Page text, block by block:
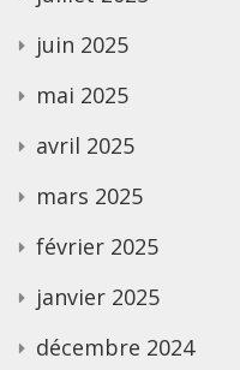
juin 2025
mai 2025
avril 2025
mars 2025
février 2025
janvier 2025
décembre 2024